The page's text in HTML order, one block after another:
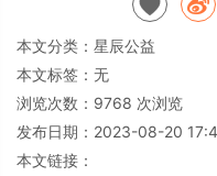
本文分类： 星辰公益
本文标签：无
浏览次数： 9768 次浏览
发布日期：2023-08-20
本文链接：